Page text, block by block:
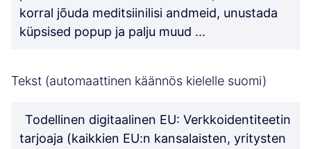
korral jõuda meditsiinilisi andmeid, unustada
küpsised popup ja palju muud ...
Tekst (automaattinen käännös kielelle suomi)
Todellinen digitaalinen EU: Verkkoidentiteetin
tarjoaja (kaikkien EU:n kansalaisten, yritysten